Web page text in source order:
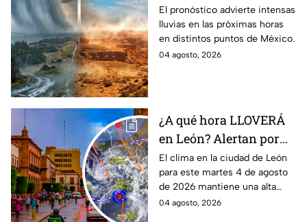
precipitaciones;
¿afectará a Guanajuato?
El pronóstico advierte intensas
lluvias en las próximas horas
en distintos puntos de México.
04 agosto, 2026
¿A qué hora LLOVERÁ
en León? Alertan por
ALTA probabilidad de
lluvia HOY martes, por
inestabilidad
atmosférica
El clima en la ciudad de León
para este martes 4 de agosto
de 2026 mantiene una alta
probabilidad de lluvia, de
04 agosto, 2026